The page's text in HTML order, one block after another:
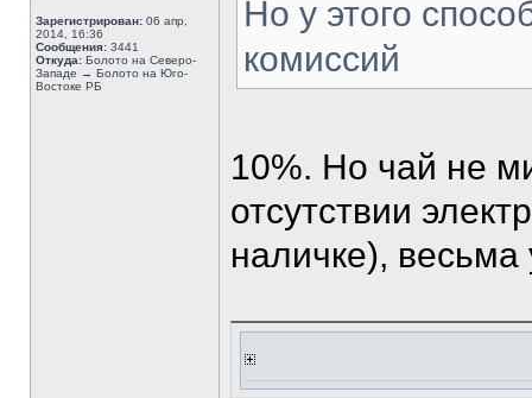
Зарегистрирован: 06 апр,
2014, 16:36
Сообщения: 3441
Откуда: Болото на Северо-
Западе → Болото на Юго-
Востоке РБ
Но у этого
комиссий
10%. Но чай не
отсутствии
наличке), весьма